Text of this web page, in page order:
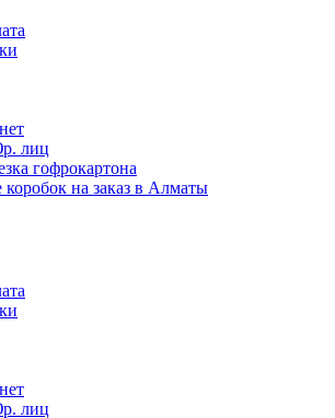
лиц
гофрокартона
коробок на заказ в Алматы
лиц